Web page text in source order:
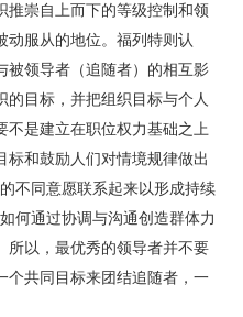
崇自上而下的等级控制和领
动服从的地位。福列特则认
被领导者（追随者）的相互影
的目标，并把组织目标与个人
不是建立在职位权力基础之上
标和鼓励人们对情境规律做出
不同意愿联系起来以形成持续
何通过协调与沟通创造群体力
所以，最优秀的领导者并不要
个共同目标来团结追随者，一